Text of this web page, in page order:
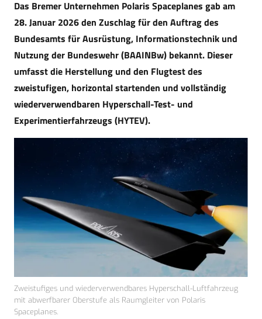
Das Bremer Unternehmen Polaris Spaceplanes gab am
28. Januar 2026 den Zuschlag für den Auftrag des
Bundesamts für Ausrüstung, Informationstechnik und
Nutzung der Bundeswehr (BAAINBw) bekannt. Dieser
umfasst die Herstellung und den Flugtest des
zweistufigen, horizontal startenden und vollständig
wiederverwendbaren Hyperschall-Test- und
Experimentierfahrzeugs (HYTEV).
Zweistufiges und wiederverwendbares Hyperschall-Luftfahrzeug
mit abwerfbarer Oberstufe als Raumgleiter von Polaris
Spaceplanes.